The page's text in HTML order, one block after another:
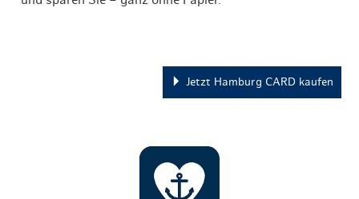
Jetzt Hamburg CARD kaufen